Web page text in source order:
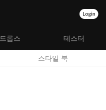
드롭스 테스터
스타일 북